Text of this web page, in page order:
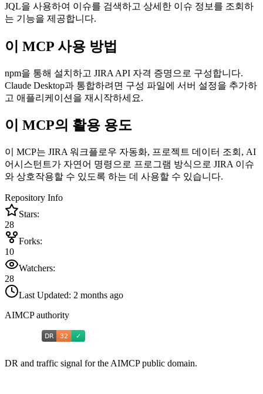
JQL을 사용하여 이슈를 검색하고 상세한 이슈 정보를 조회하
는 기능을 제공합니다.
이 MCP 사용 방법
npm을 통해 설치하고 JIRA API 자격 증명으로 구성합니다.
Claude Desktop과 통합하려면 구성 파일에 서버 설정을 추가하
고 애플리케이션을 재시작하세요.
이 MCP의 활용 용도
이 MCP는 JIRA 워크플로우 자동화, 프로젝트 데이터 조회, AI
어시스턴트가 자연어 명령으로 프로그램 방식으로 JIRA 이슈
와 상호작용할 수 있도록 하는 데 사용할 수 있습니다.
Repository Info
Stars:
28
Forks:
10
Watchers:
28
Last Updated: 2 months ago
AIMCP authority
DR and traffic signal for the AIMCP public domain.